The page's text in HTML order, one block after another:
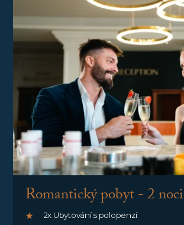
Romantický pobyt - 2 noci
2x Ubytování s polopenzí